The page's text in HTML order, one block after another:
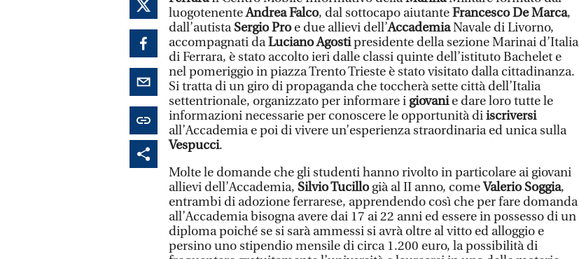
luogotenenteAndrea Falco, dal sottocapo aiutanteFrancesco De Marca,
dall’autistaSergio Proe due allievi dell’AccademiaNavale di Livorno,
accompagnati daLuciano Agostipresidente della sezione Marinai d’Italia
di Ferrara, è stato accolto ieri dalle classi quinte dell’istituto Bachelet e
nel pomeriggio in piazza Trento Trieste è stato visitato dalla cittadinanza.
Si tratta di un giro di propaganda che toccherà sette città dell’Italia
settentrionale, organizzato per informare i giovanie dare loro tutte le
informazioni necessarie per conoscere le opportunità diiscriversi
all’Accademia e poi di vivere un’esperienza straordinaria ed unica sulla
Vespucci.
Molte le domande che gli studenti hanno rivolto in particolare ai giovani
allievi dell’Accademia, Silvio Tucillogià al II anno, comeValerio Soggia,
entrambi di adozione ferrarese, apprendendo così che per fare domanda
all’Accademia bisogna avere dai 17 ai 22 anni ed essere in possesso di un
diploma poiché se si sarà ammessi si avrà oltre al vitto ed alloggio e
persino uno stipendio mensile di circa 1.200 euro, la possibilità di